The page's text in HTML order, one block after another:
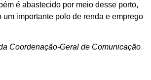
é abastecido por meio desse porto,
um importante polo de renda e emprego
Coordenação-Geral de Comunicação